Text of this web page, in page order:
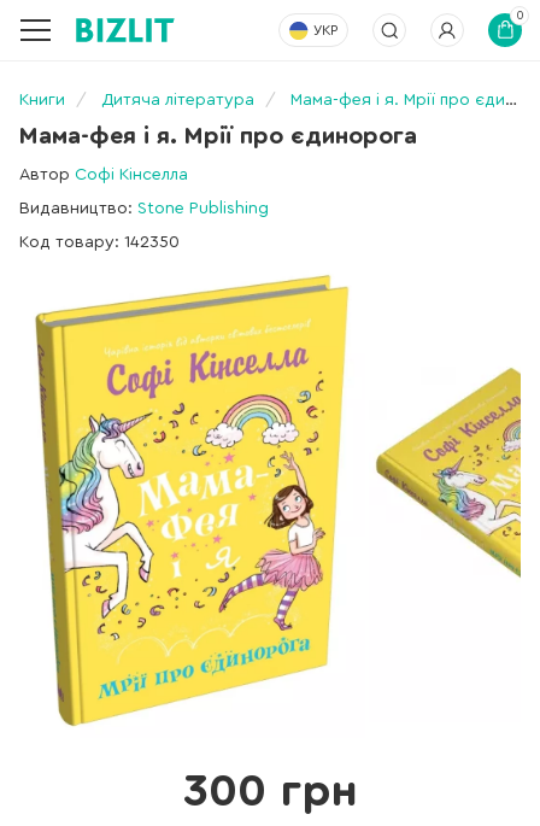
УКР
0
Книги Дитяча література Мама-фея і я. Мрії про єдинорога
Мама-фея і я. Мрії про єдинорога
Автор Софі Кінселла
Видавництво: Stone Publishing
Код товару: 142350
300 грн